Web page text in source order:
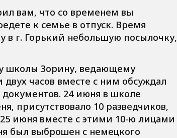
вам, что со временем вы
к семье в отпуск. Время
в г. Горький небольшую посылочку,
школы Зорину, ведающему
часов вместе с ним обсуждал
24 июня в школе
присутствовало 10 разведчиков,
июня вместе с этими 10-ю лицами
был выброшен с немецкого